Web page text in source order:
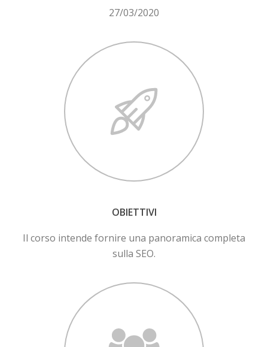
27/03/2020
OBIETTIVI
Il corso intende fornire una panoramica completa
sulla SEO.